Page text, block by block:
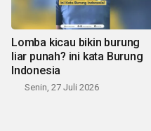
Lomba kicau bikin burung
liar punah? ini kata Burung
Indonesia
Senin, 27 Juli 2026